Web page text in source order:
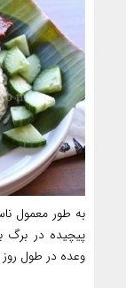
پیچیده در برگ
وعده در طول